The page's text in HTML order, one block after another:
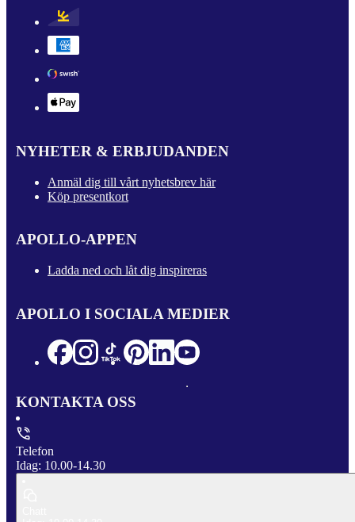
NYHETER & ERBJUDANDEN
Anmäl dig till vårt nyhetsbrev här
Köp presentkort
APOLLO-APPEN
Ladda ned och låt dig inspireras
APOLLO I SOCIALA MEDIER
KONTAKTA OSS
Telefon
Idag: 10.00-14.30